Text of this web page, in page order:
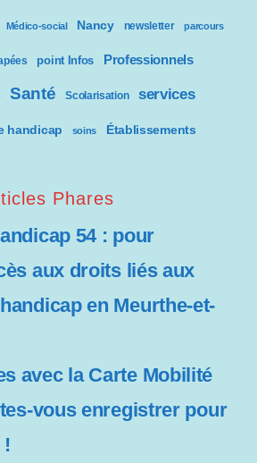
Médico-social Nancy newsletter parcours
point Infos Professionnels
Santé Scolarisation services
handicap soins Établissements
Phares
54 : pour
aux droits liés aux
en Meurthe-et-
avec la Carte Mobilité
vous enregistrer pour
!